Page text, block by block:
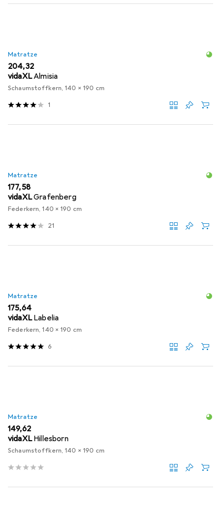
Matratze
EUR
204,32
vidaXLAlmisia
Schaumstoffkern, 140 x 190 cm
1
Matratze
EUR
177,58
vidaXLGrafenberg
Federkern, 140 x 190 cm
21
Matratze
EUR
175,64
vidaXL Labelia
Federkern, 140 x 190 cm
6
Matratze
EUR
149,62
vidaXL Hillesborn
Schaumstoffkern, 140 x 190 cm